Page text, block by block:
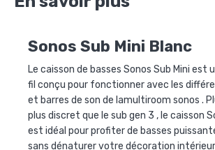
Sonos Sub Mini Blanc
Le caisson de basses Sonos Sub Mini est
fil conçu pour fonctionner avec les
et barres de son de lamultiroom sonos .
plus discret que le sub gen 3 , le caisson
est idéal pour profiter de basses
sans dénaturer votre décoration